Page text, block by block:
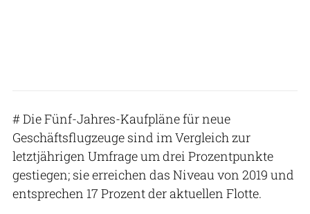
# Die Fünf-Jahres-Kaufpläne für neue
Geschäftsflugzeuge sind im Vergleich zur
letztjährigen Umfrage um drei Prozentpunkte
gestiegen; sie erreichen das Niveau von 2019 und
entsprechen 17 Prozent der aktuellen Flotte.